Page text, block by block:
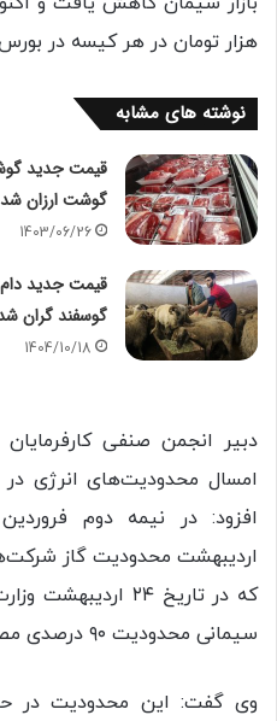
هزار تومان در هر کیسه در
نوشته های مشابه
گوشت ارزان
1403/06/26
گوسفند گران
1404/10/18
دبیر انجمن صنفی
امسال محدودیت‌های انرژی
افزود: در نیمه دوم
اردیبهشت محدودیت گاز
که در تاریخ ۲۴
سیمانی محدودیت ۹۰ درصدی مصرف برق را به آنها ابلاغ کرد.
وی گفت: این محدودیت در